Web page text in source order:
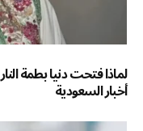
لماذا فتحت دنيا بطمة
أخبار السعودية